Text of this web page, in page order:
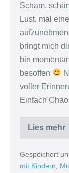
Scham,
Lust, mal
bringt mich
bin
besoffen
voller
Einfach
Lies mehr
Scham
Gespeichert
mit Kindern